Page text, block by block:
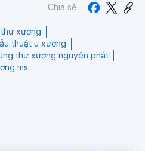
Chia sẻ
xương
thuật u xương
thư xương nguyên phát
ms